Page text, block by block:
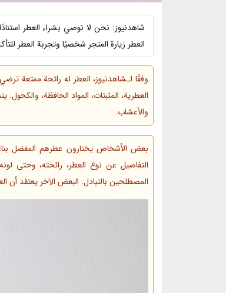
شاهدنیوز: نحن لا نوصي بشراء العطر
العطر زيارة المتجر شخصيًا وتجربة العطر
وفقًا لـشاهدنیوز، العطر له رائحة ممتعة
العطرية، المثبتات، المواد الحافظة،
والأعشاب.
بعض الأشخاص يختارون عطرهم المفضل
التفاصيل عن نوع العطر، رائحته، وحتى
المصطلحين بالتبادل. البعض الآخر يعتقد